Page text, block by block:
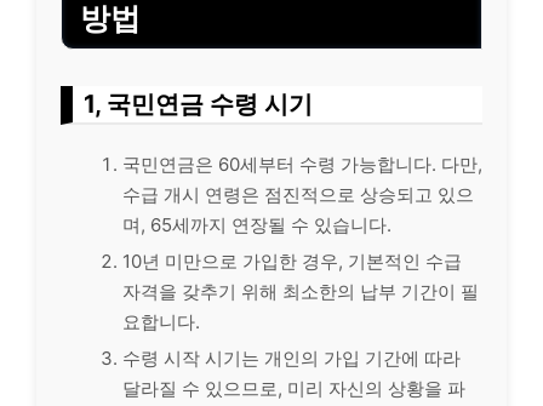
방법
1, 국민연금 수령 시기
국민연금은 60세부터 수령 가능합니다. 다만,
수급 개시 연령은 점진적으로 상승되고 있으
며, 65세까지 연장될 수 있습니다.
10년 미만으로 가입한 경우, 기본적인 수급
자격을 갖추기 위해 최소한의 납부 기간이 필
요합니다.
수령 시작 시기는 개인의 가입 기간에 따라
달라질 수 있으므로, 미리 자신의 상황을 파